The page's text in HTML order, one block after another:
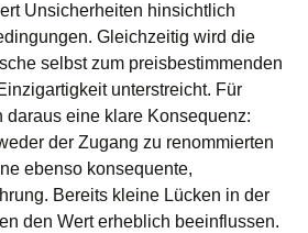
Unsicherheiten hinsichtlich
Gleichzeitig wird die
selbst zum preisbestimmenden
unterstreicht. Für
daraus eine klare Konsequenz:
der Zugang zu renommierten
ebenso konsequente,
Bereits kleine Lücken in der
den Wert erheblich beeinflussen.